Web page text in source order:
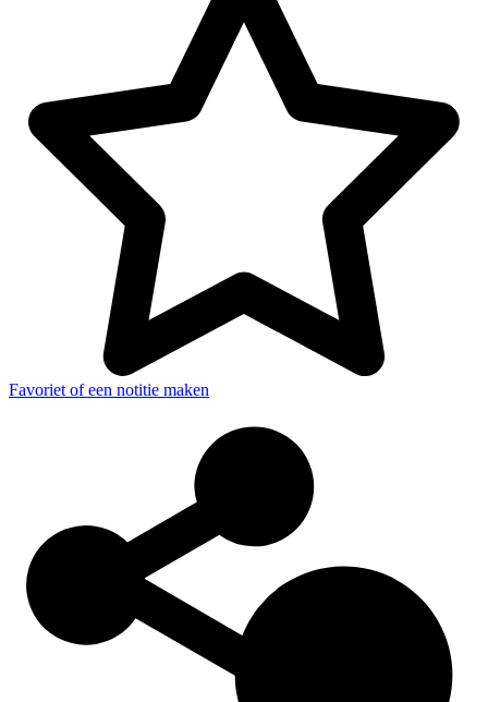
Favoriet of een notitie maken